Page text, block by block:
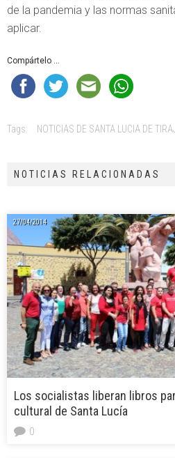
de la pandemia y las normas
aplicar.
Compártelo ...
Tags: NOTICIAS DE SANTA LUCIA DE
NOTICIAS RELACIONADAS
27/04/2014
Los socialistas liberan libros
cultural de Santa Lucía
0